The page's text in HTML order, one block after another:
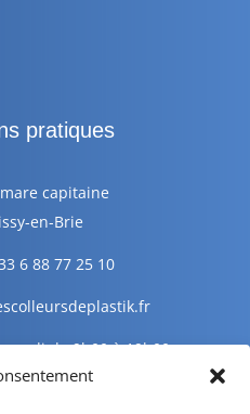
pratiques
capitaine
en-Brie
6 88 77 25 10
de 9h00 à 19h00